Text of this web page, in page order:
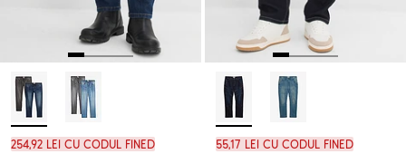
254,92 lei cu codul FINED 55,17 lei cu codul FINED